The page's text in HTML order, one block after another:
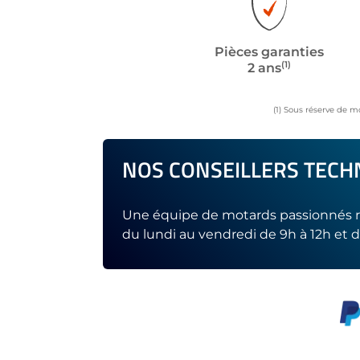
Pièces garanties
2 ans(1)
(1) Sous réserve de
NOS CONSEILLERS
Une équipe de motards passionnés
du lundi au vendredi de 9h à 12h et